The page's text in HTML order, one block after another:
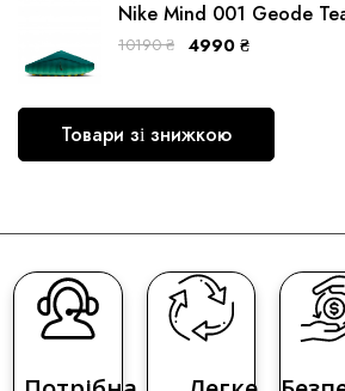
Nike Mind 001 Geode
10190₴ 4990 ₴
Товари зі знижкою